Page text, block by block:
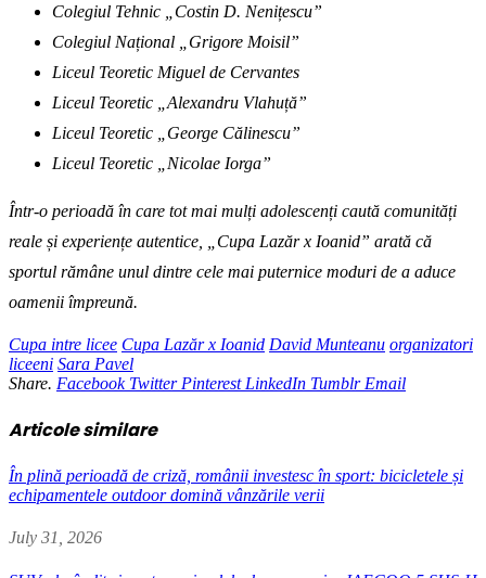
Colegiul Tehnic „Costin D. Nenițescu”
Colegiul Național „Grigore Moisil”
Liceul Teoretic Miguel de Cervantes
Liceul Teoretic „Alexandru Vlahuță”
Liceul Teoretic „George Călinescu”
Liceul Teoretic „Nicolae Iorga”
Într-o perioadă în care tot mai mulți adolescenți caută comunități
reale și experiențe autentice, „Cupa Lazăr x Ioanid” arată că
sportul rămâne unul dintre cele mai puternice moduri de a aduce
oamenii împreună.
Cupa intre licee Cupa Lazăr x Ioanid David Munteanu organizatori
liceeni Sara Pavel
Share. Facebook Twitter Pinterest LinkedIn Tumblr Email
Articole similare
În plină perioadă de criză, românii investesc în sport: bicicletele și
echipamentele outdoor domină vânzările verii
July 31, 2026